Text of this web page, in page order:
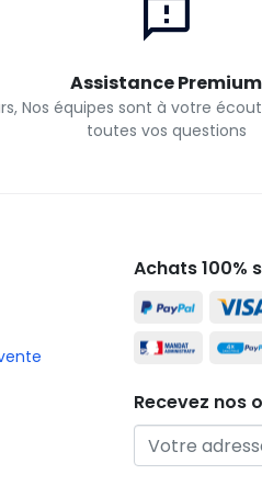
Assistance Premium
Nos équipes sont à votre
toutes vos questions
Achats 100%
Recevez nos